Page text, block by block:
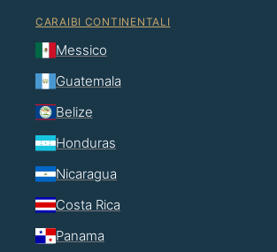
CARAIBI CONTINENTALI
Messico
Guatemala
Belize
Honduras
Nicaragua
Costa Rica
Panama